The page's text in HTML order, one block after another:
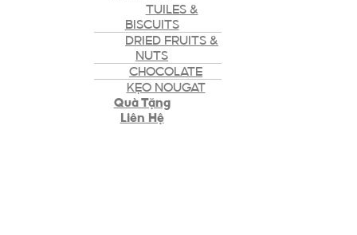
TUILES &
BISCUITS
DRIED FRUITS &
NUTS
CHOCOLATE
KẸO NOUGAT
Quà Tặng
Liên Hệ